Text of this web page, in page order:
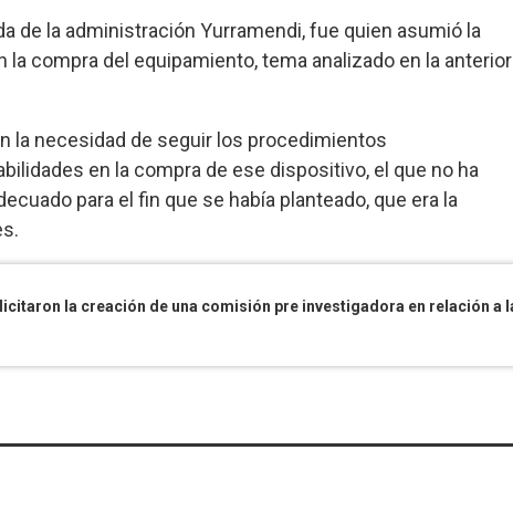
de la administración Yurramendi, fue quien asumió la
compra del equipamiento, tema analizado en la anterior
la necesidad de seguir los procedimientos
en la compra de ese dispositivo, el que no ha
para el fin que se había planteado, que era la